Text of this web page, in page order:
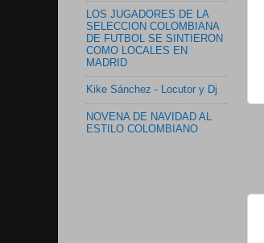
LOS JUGADORES DE LA
SELECCION COLOMBIANA
DE FUTBOL SE SINTIERON
COMO LOCALES EN
MADRID
Kike Sánchez - Locutor y Dj
NOVENA DE NAVIDAD AL
ESTILO COLOMBIANO